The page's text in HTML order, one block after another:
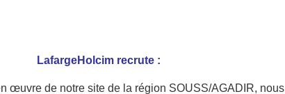
LafargeHolcim recrute :
œuvre de notre site de la région SOUSS/AGADIR, nous